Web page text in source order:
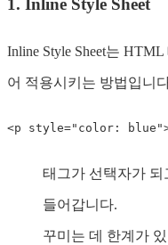
Inline Style Sheet는
어 적용시키는 방법입니
<p style=" color : blue "
태그가 선택자가 되
들어갑니다.
꾸미는 데 한계가